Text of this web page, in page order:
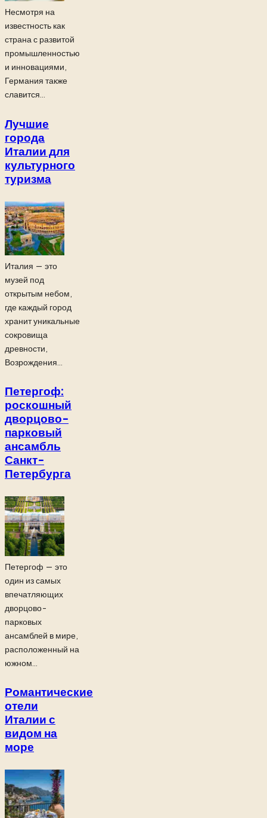
Несмотря на
известность как
страна с развитой
промышленностью
и инновациями,
Германия также
славится...
Лучшие
города
Италии для
культурного
туризма
Италия — это
музей под
открытым небом,
где каждый город
хранит уникальные
сокровища
древности,
Возрождения...
Петергоф:
роскошный
дворцово-
парковый
ансамбль
Санкт-
Петербурга
Петергоф — это
один из самых
впечатляющих
дворцово-
парковых
ансамблей в мире,
расположенный на
южном...
Романтические
отели
Италии с
видом на
море